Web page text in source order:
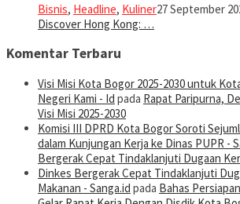
Bisnis, Headline, Kuliner27 September
Discover Hong Kong: …
Komentar Terbaru
Visi Misi Kota Bogor 2025-2030 untuk
Negeri Kami - Id pada Rapat Paripurna,
Visi Misi 2025-2030
Komisi III DPRD Kota Bogor Soroti
dalam Kunjungan Kerja ke Dinas PUPR -
Bergerak Cepat Tindaklanjuti Dugaan
Dinkes Bergerak Cepat Tindaklanjuti
Makanan - Sanga.id pada Bahas